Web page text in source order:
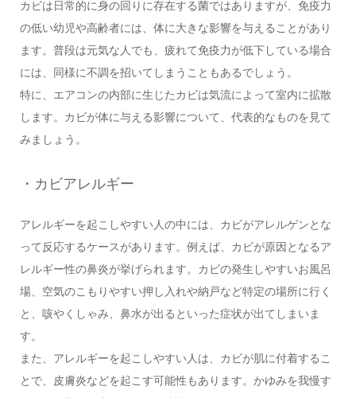
カビは日常的に身の回りに存在する菌ではありますが、免疫力
の低い幼児や高齢者には、体に大きな影響を与えることがあり
ます。普段は元気な人でも、疲れて免疫力が低下している場合
には、同様に不調を招いてしまうこともあるでしょう。
特に、エアコンの内部に生じたカビは気流によって室内に拡散
します。カビが体に与える影響について、代表的なものを見て
みましょう。
・カビアレルギー
アレルギーを起こしやすい人の中には、カビがアレルゲンとな
って反応するケースがあります。例えば、カビが原因となるア
レルギー性の鼻炎が挙げられます。カビの発生しやすいお風呂
場、空気のこもりやすい押し入れや納戸など特定の場所に行く
と、咳やくしゃみ、鼻水が出るといった症状が出てしまいま
す。
また、アレルギーを起こしやすい人は、カビが肌に付着するこ
とで、皮膚炎などを起こす可能性もあります。かゆみを我慢す